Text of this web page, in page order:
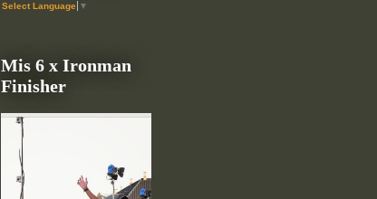
Select Language ▼
Mis 6 x Ironman
Finisher